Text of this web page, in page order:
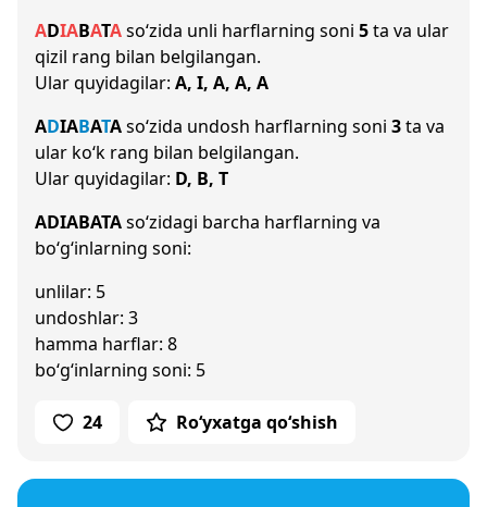
ADIABATAso‘zida unli harflarning soni 5ta va ular
qizil rang bilan belgilangan.
Ular quyidagilar: A, I, A, A, A
ADIABATAso‘zida undosh harflarning soni 3ta va
ular ko‘k rang bilan belgilangan.
Ular quyidagilar: D, B, T
ADIABATAso‘zidagi barcha harflarning va
bo‘g‘inlarning soni:
unlilar: 5
undoshlar: 3
hamma harflar: 8
bo‘g‘inlarning soni: 5
24 Ro‘yxatga qo‘shish